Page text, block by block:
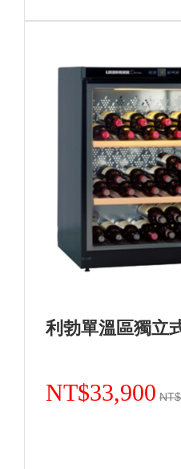
NT$33,900